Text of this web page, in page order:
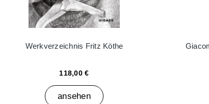
Werkverzeichnis Fritz Köthe
118,00 €
ansehen